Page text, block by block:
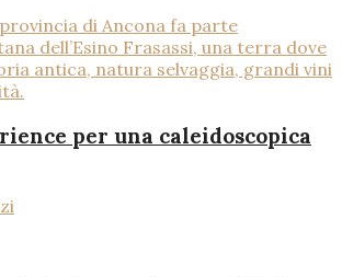
per una caleidoscopica